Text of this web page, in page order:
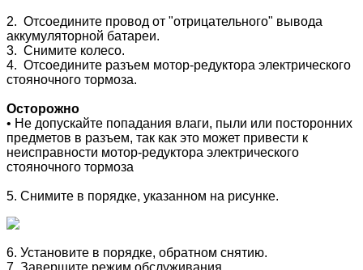
2. Отсоедините провод от "отрицательного" вывода
аккумуляторной батареи.
3. Снимите колесо.
4. Отсоедините разъем мотор-редуктора электрического
стояночного тормоза.
Осторожно
• Не допускайте попадания влаги, пыли или посторонних
предметов в разъем, так как это может привести к
неисправности мотор-редуктора электрического
стояночного тормоза
5. Снимите в порядке, указанном на рисунке.
6. Установите в порядке, обратном снятию.
7. Завершите режим обслуживания.